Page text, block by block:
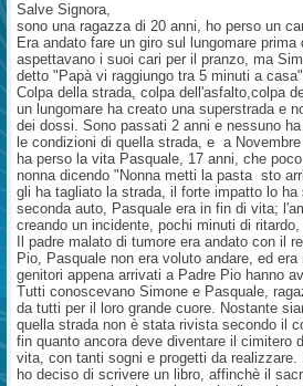
Salve Signora,
sono una ragazza di 20 anni, ho perso un
Era andato fare un giro sul lungomare
aspettavano i suoi cari per il pranzo, ma
detto "Papà vi raggiungo tra 5 minuti a
Colpa della strada, colpa dell'asfalto,colpa
un lungomare ha creato una superstrada e
dei dossi. Sono passati 2 anni e nessuno
le condizioni di quella strada, e a
ha perso la vita Pasquale, 17 anni, che
nonna dicendo "Nonna metti la pasta sto
gli ha tagliato la strada, il forte impatto lo ha
seconda auto, Pasquale era in fin di vita;
creando un incidente, pochi minuti di
Il padre malato di tumore era andato con il
Pio, Pasquale non era voluto andare, ed era
genitori appena arrivati a Padre Pio hanno
Tutti conoscevano Simone e Pasquale,
da tutti per il loro grande cuore. Nostante
quella strada non è stata rivista secondo il
fin quanto ancora deve diventare il cimitero
vita, con tanti sogni e progetti da realizzare.
ho deciso di scrivere un libro, affinchè il